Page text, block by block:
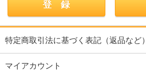
特定商取引法に基づく表記（返品など）
マイアカウント